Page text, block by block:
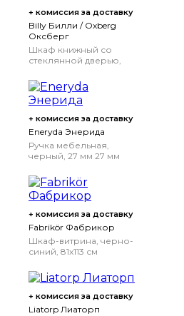
+ комиссия за доставку
Billy Билли / Oxberg
Оксберг
Шкаф книжный со
стеклянной дверью,
беленый/стекло,
80x30x202 см
+ комиссия за доставку
Eneryda Энерида
Ручка мебельная,
черный, 27 мм 27 мм
+ комиссия за доставку
Fabrikör Фабрикор
Шкаф-витрина, черно-
синий, 81x113 см
+ комиссия за доставку
Liatorp Лиаторп